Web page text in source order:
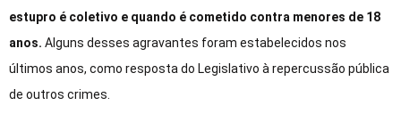
estupro é coletivo e quando é cometido contra menores de 18
anos. Alguns desses agravantes foram estabelecidos nos
últimos anos, como resposta do Legislativo à repercussão pública
de outros crimes.